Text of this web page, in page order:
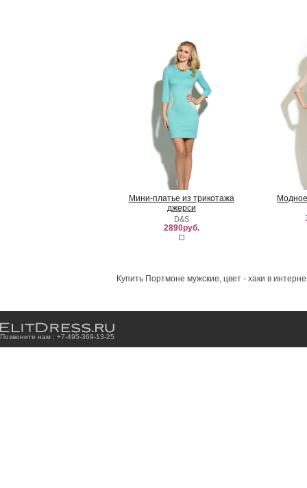
Мини-платье из трикотажа
джерси
D&S
2890руб.
Купить Портмоне мужские, цвет - хаки в
Позвоните нам : +7-495-369-13-25